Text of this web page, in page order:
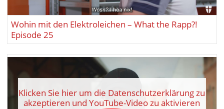
Wohin mit den Elektroleichen – What the Rapp?!
Episode 25
Klicken Sie hier um die Datenschutzerklärung zu
akzeptieren und YouTube-Video zu aktivieren